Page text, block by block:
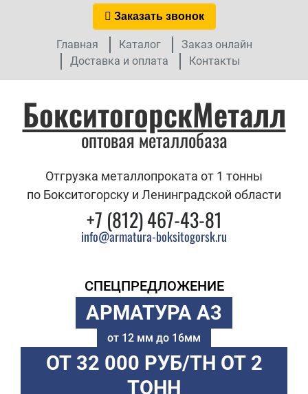
Заказать звонок
Главная Каталог
Заказ онлайн
Доставка и оплата
Контакты
БокситогорскМеталл
оптовая металлобаза
Отгрузка металлопроката от 1 тонны
по Бокситогорску и Ленинградской области
+7 (812) 467-43-81
info@armatura-boksitogorsk.ru
СПЕЦПРЕДЛОЖЕНИЕ
АРМАТУРА А3
от 12 мм до 16мм
ОТ 32 000 РУБ/ТН ОТ 2
ТОНН